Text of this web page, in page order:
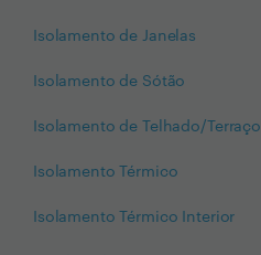
Isolamento de Janelas
Isolamento de Sótão
Isolamento de Telhado/Terraço
Isolamento Térmico
Isolamento Térmico Interior